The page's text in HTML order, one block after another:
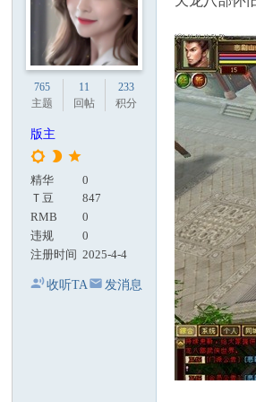
765
主题
11
回帖
233
积分
版主
精华
0
Ｔ豆
847
RMB
0
违规
0
注册时间 2025-4-4
收听TA 发消息